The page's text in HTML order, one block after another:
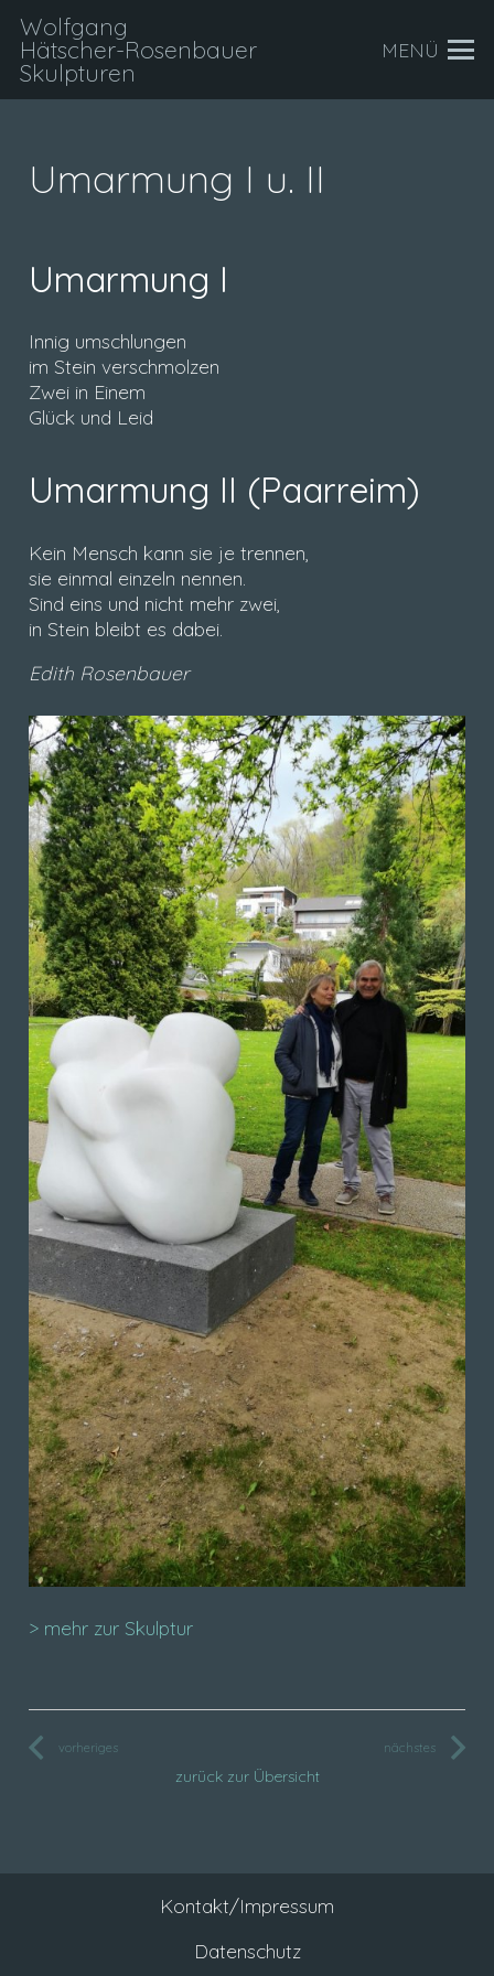
Wolfgang
Hätscher-Rosenbauer
Skulpturen
MENÜ
Umarmung I u. II
Umarmung I
Innig umschlungen
im Stein verschmolzen
Zwei in Einem
Glück und Leid
Umarmung II (Paarreim)
Kein Mensch kann sie je trennen,
sie einmal einzeln nennen.
Sind eins und nicht mehr zwei,
in Stein bleibt es dabei.
Edith Rosenbauer
> mehr zur Skulptur
vorheriges nächstes
zurück zur Übersicht
Kontakt/Impressum
Datenschutz